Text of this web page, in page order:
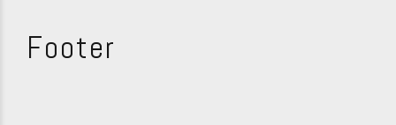
Footer